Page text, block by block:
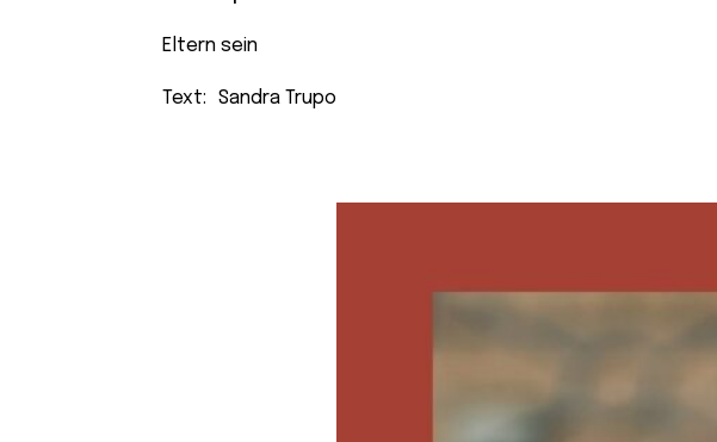
Eltern sein
Text: Sandra Trupo